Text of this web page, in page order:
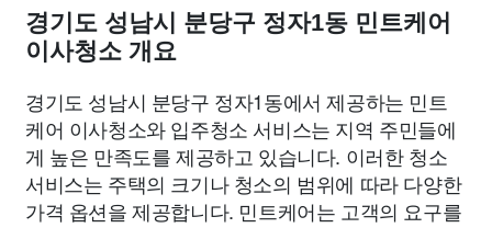
경기도 성남시 분당구 정자1동 민트케어
이사청소 개요
경기도 성남시 분당구 정자1동에서 제공하는 민트
케어 이사청소와 입주청소 서비스는 지역 주민들에
게 높은 만족도를 제공하고 있습니다. 이러한 청소
서비스는 주택의 크기나 청소의 범위에 따라 다양한
가격 옵션을 제공합니다. 민트케어는 고객의 요구를